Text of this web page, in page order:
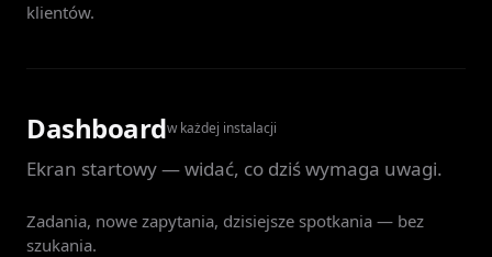
klientów.
Dashboardw każdej instalacji
Ekran startowy — widać, co dziś wymaga uwagi.
Zadania, nowe zapytania, dzisiejsze spotkania — bez
szukania.